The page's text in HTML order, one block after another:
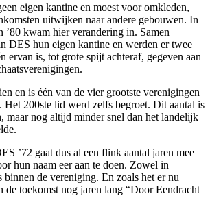
eigen kantine en moest voor omkleden,
uitwijken naar andere gebouwen. In
’80 kwam hier verandering in. Samen
DES hun eigen kantine en werden er twee
ervan is, tot grote spijt achteraf, gegeven aan
en is één van de vier grootste verenigingen
Het 200ste lid werd zelfs begroet. Dit aantal is
maar nog altijd minder snel dan het landelijk
’72 gaat dus al een flink aantal jaren mee
hun naam eer aan te doen. Zowel in
binnen de vereniging. En zoals het er nu
toekomst nog jaren lang “Door Eendracht